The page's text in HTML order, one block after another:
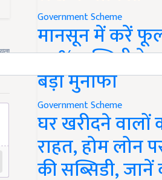
Government Scheme
मानसून में करें
50% सब्सिडी के
बड़ा मुनाफा
Government Scheme
घर खरीदने वालों
राहत, होम लोन
की सब्सिडी,